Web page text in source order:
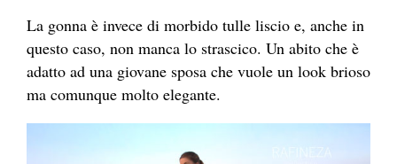
La gonna è invece di morbido tulle liscio e, anche in
questo caso, non manca lo strascico. Un abito che è
adatto ad una giovane sposa che vuole un look brioso
ma comunque molto elegante.